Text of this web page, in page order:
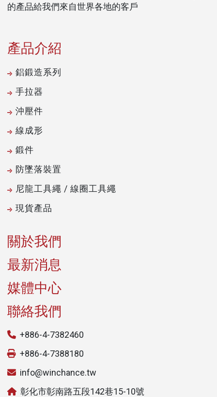
的產品給我們來自世界各地的客戶
產品介紹
鋁鍛造系列
手拉器
沖壓件
線成形
鍛件
防墜落裝置
尼龍工具繩 / 線圈工具繩
現貨產品
關於我們
最新消息
媒體中心
聯絡我們
+886-4-7382460
+886-4-7388180
info@winchance.tw
彰化市彰南路五段142巷15-10號